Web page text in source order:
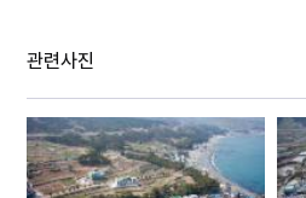
관련사진